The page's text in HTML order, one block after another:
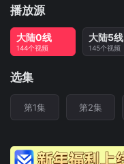
播放源
大陆0线
144个视频
大陆5线
145个视频
选集
第1集 第2集